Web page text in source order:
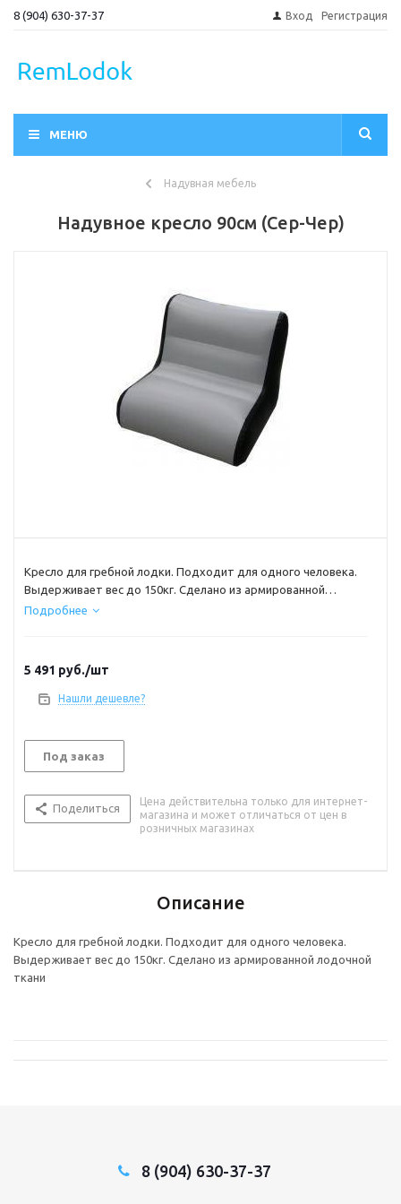
8 (904) 630-37-37 Вход Регистрация
МЕНЮ
Надувная мебель
Надувное кресло 90см (Сер-Чер)
Кресло для гребной лодки. Подходит для одного человека.
Выдерживает вес до 150кг. Сделано из армированной
лодочной ткани
Подробнее
5 491 руб./шт
Нашли дешевле?
Под заказ
Поделиться
Цена действительна только для интернет-
магазина и может отличаться от цен в
розничных магазинах
Описание
Кресло для гребной лодки. Подходит для одного человека.
Выдерживает вес до 150кг. Сделано из армированной лодочной
ткани
8 (904) 630-37-37